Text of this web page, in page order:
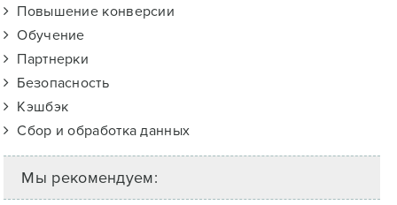
Повышение конверсии
Обучение
Партнерки
Безопасность
Кэшбэк
Сбор и обработка данных
Мы рекомендуем: